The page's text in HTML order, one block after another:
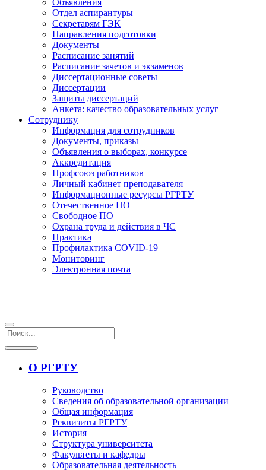
Объявления
Отдел аспирантуры
Секретарям ГЭК
Направления подготовки
Документы
Расписание занятий
Расписание зачетов и экзаменов
Диссертационные советы
Диссертации
Защиты диссертаций
Анкета: качество образовательных услуг
Сотруднику
Информация для сотрудников
Документы, приказы
Объявления о выборах, конкурсе
Аккредитация
Профсоюз работников
Личный кабинет преподавателя
Информационные ресурсы РГРТУ
Отечественное ПО
Свободное ПО
Охрана труда и действия в ЧС
Практика
Профилактика COVID-19
Мониторинг
Электронная почта
О РГРТУ
Руководство
Сведения об образовательной организации
Общая информация
Реквизиты РГРТУ
История
Структура университета
Факультеты и кафедры
Образовательная деятельность